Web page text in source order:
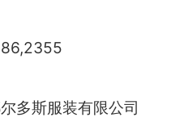
多斯服装有限公司